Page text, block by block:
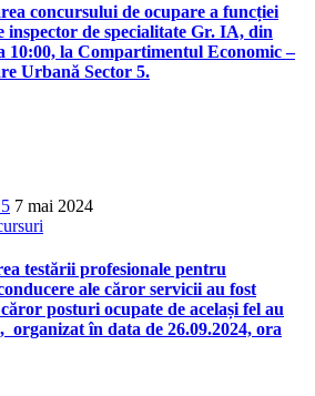
concursului de ocupare a funcției
inspector de specialitate Gr. IA, din
10:00, la Compartimentul Economic –
Urbană Sector 5.
7 mai 2024
testării profesionale pentru
ale căror servicii au fost
posturi ocupate de același fel au
organizat în data de 26.09.2024, ora